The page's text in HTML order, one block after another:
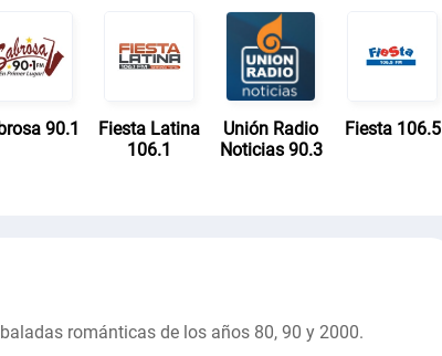
90.1
Fiesta Latina
106.1
Unión Radio
Noticias 90.3
Fiesta 106.5
románticas de los años 80, 90 y 2000.